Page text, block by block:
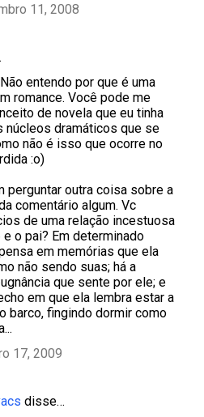
11, 2008
entendo por que é uma
romance. Você pode me
de novela que eu tinha
núcleos dramáticos que se
não é isso que ocorre no
:o)
perguntar outra coisa sobre a
comentário algum. Vc
de uma relação incestuosa
o pai? Em determinado
em memórias que ela
não sendo suas; há a
que sente por ele; e
em que ela lembra estar a
barco, fingindo dormir como
17, 2009
disse…